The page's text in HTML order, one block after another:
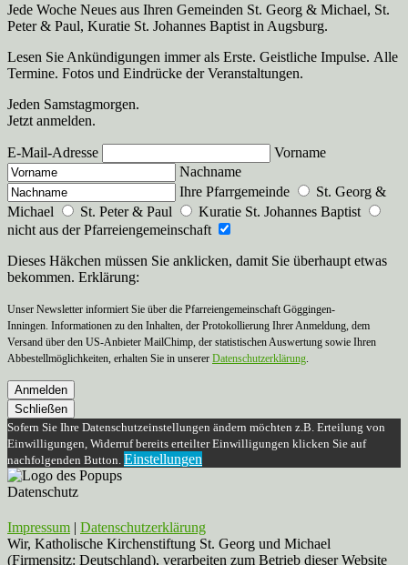
Jede Woche Neues aus Ihren Gemeinden St. Georg & Michael, St.
Peter & Paul, Kuratie St. Johannes Baptist in Augsburg.
Lesen Sie Ankündigungen immer als Erste. Geistliche Impulse. Alle
Termine. Fotos und Eindrücke der Veranstaltungen.
Jeden Samstagmorgen.
Jetzt anmelden.
E-Mail-Adresse
Vorname
Nachname
Ihre Pfarrgemeinde
St. Georg &
Michael
St. Peter & Paul
Kuratie St. Johannes Baptist
nicht aus der Pfarreiengemeinschaft
Dieses Häkchen müssen Sie anklicken, damit Sie überhaupt etwas
bekommen. Erklärung:
Unser Newsletter informiert Sie über die Pfarreiengemeinschaft Göggingen-
Inningen. Informationen zu den Inhalten, der Protokollierung Ihrer Anmeldung, dem
Versand über den US-Anbieter MailChimp, der statistischen Auswertung sowie Ihren
Abbestellmöglichkeiten, erhalten Sie in unserer Datenschutzerklärung
Anmelden
Schließen
Sofern Sie Ihre Datenschutzeinstellungen ändern möchten z.B. Erteilung von
Einwilligungen, Widerruf bereits erteilter Einwilligungen klicken Sie auf
nachfolgenden Button. Einstellungen
Datenschutz
Impressum | Datenschutzerklärung
Wir, Katholische Kirchenstiftung St. Georg und Michael
(Firmensitz: Deutschland), verarbeiten zum Betrieb dieser Website